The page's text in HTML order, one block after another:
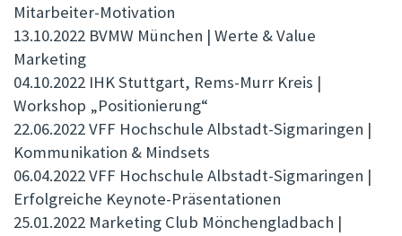
Mitarbeiter-Motivation
13.10.2022 BVMW München | Werte & Value
Marketing
04.10.2022 IHK Stuttgart, Rems-Murr Kreis |
Workshop „Positionierung“
22.06.2022 VFF Hochschule Albstadt-Sigmaringen |
Kommunikation & Mindsets
06.04.2022 VFF Hochschule Albstadt-Sigmaringen |
Erfolgreiche Keynote-Präsentationen
25.01.2022 Marketing Club Mönchengladbach |